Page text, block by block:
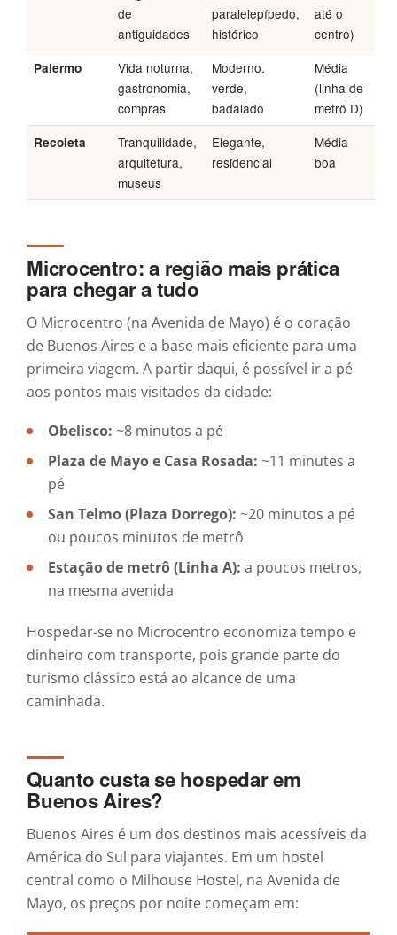
de
antiguidades
paralelepípedo,
histórico
até o
centro)
Palermo
Vida noturna,
gastronomia,
compras
Moderno,
verde,
badalado
Média
(linha de
metrô D)
Recoleta
Tranquilidade,
arquitetura,
museus
Elegante,
residencial
Média-
boa
Microcentro: a região mais prática
para chegar a tudo
O Microcentro (na Avenida de Mayo) é o coração
de Buenos Aires e a base mais eficiente para uma
primeira viagem. A partir daqui, é possível ir a pé
aos pontos mais visitados da cidade:
Obelisco: ~8 minutos a pé
Plaza de Mayo e Casa Rosada: ~11 minutes a
pé
San Telmo (Plaza Dorrego): ~20 minutos a pé
ou poucos minutos de metrô
Estação de metrô (Linha A): a poucos metros,
na mesma avenida
Hospedar-se no Microcentro economiza tempo e
dinheiro com transporte, pois grande parte do
turismo clássico está ao alcance de uma
caminhada.
Quanto custa se hospedar em
Buenos Aires?
Buenos Aires é um dos destinos mais acessíveis da
América do Sul para viajantes. Em um hostel
central como o Milhouse Hostel, na Avenida de
Mayo, os preços por noite começam em: